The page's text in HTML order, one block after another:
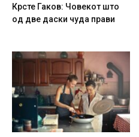
Крсте Гаков: Човекот што
од две даски чуда прави